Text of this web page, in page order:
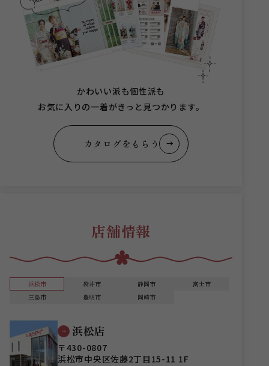
かわいい派も個性派も
お気に入りの一着がきっと見つかります。
カタログをもらう
店舗情報
浜松市 袋井市 静岡市
富士市
三島市
豊明市 岡崎市
浜松店
〒430-0807
浜松市中央区佐藤2丁目15-11 1F